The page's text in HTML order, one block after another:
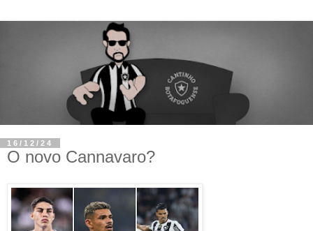
16/12/24
O novo Cannavaro?